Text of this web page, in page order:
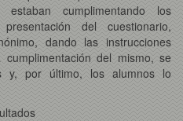
cumplimentando los
del cuestionario,
dando las instrucciones
del mismo, se
y, por último, los alumnos lo